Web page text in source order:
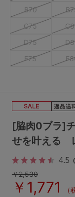
L-CD
LL-EF
その他から探す
お気に入り
新着アイテム
WEB限定アイテム
[脇肉0ブラ]
せを叶える
4.5
￥2,530
￥1,771 （
B70
C75
D75
E75